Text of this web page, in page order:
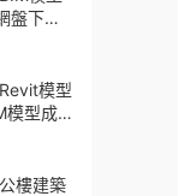
盤下載
源文
模型
模型成
樓建築